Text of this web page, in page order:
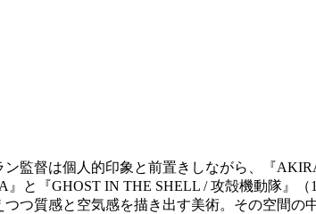
監督は個人的印象と前置きしながら、『
と『GHOST IN THE SHELL / 攻殻機動隊』
つ質感と空気感を描き出す美術。その空間